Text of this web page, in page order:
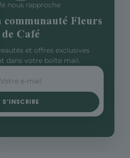
nous rapproche
Fleurs
de Café
et offres exclusives
dans votre boîte mail.